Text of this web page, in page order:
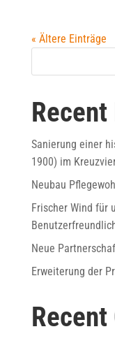
« Ältere Einträge
Sanierung einer
1900) im
Neubau
Frischer Wind für
Neue
Erweiterung der